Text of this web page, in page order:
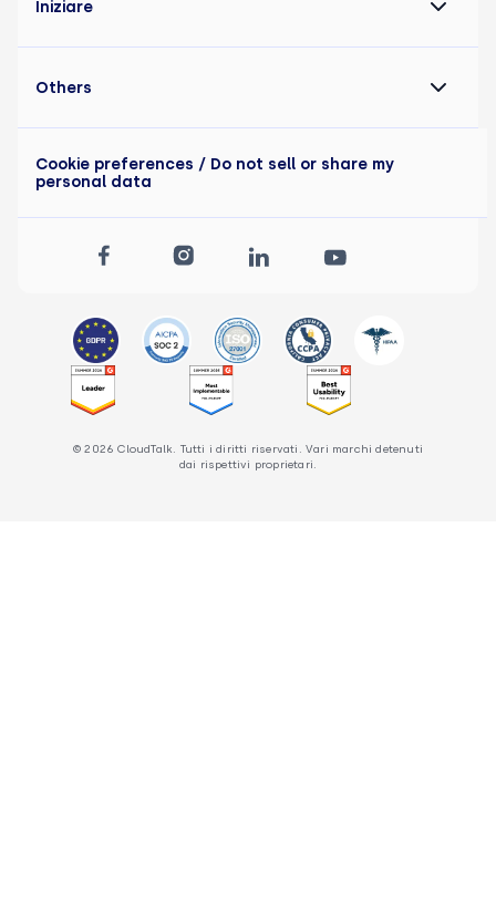
Iniziare
© 2026 CloudTalk. Tutti i diritti riservati. Vari marchi detenuti
dai rispettivi proprietari.
Others
Cookie preferences / Do not sell or share my
personal data